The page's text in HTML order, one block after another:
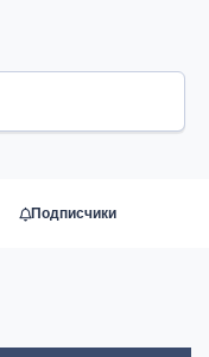
Подписчики